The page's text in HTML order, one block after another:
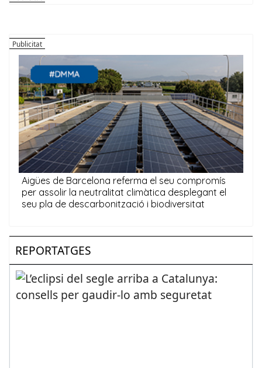
REPORTATGES